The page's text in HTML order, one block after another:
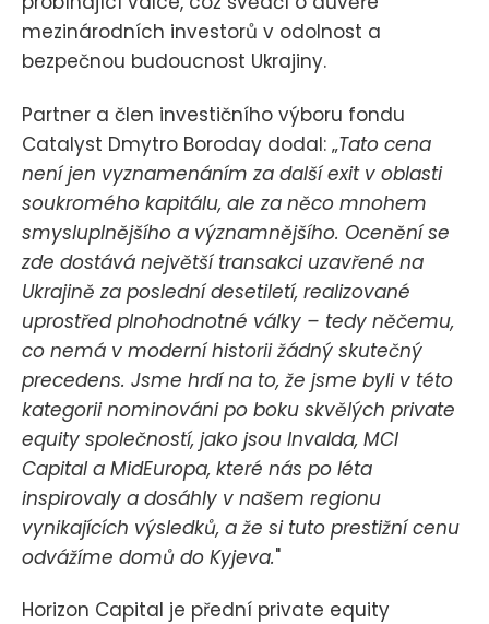
mezinárodních investorů v odolnost a
bezpečnou budoucnost Ukrajiny.
Partner a člen investičního výboru fondu
Catalyst Dmytro Boroday dodal: „Tato cena
není jen vyznamenáním za další exit v oblasti
soukromého kapitálu, ale za něco mnohem
smysluplnějšího a významnějšího. Ocenění se
zde dostává největší transakci uzavřené na
Ukrajině za poslední desetiletí, realizované
uprostřed plnohodnotné války – tedy něčemu,
co nemá v moderní historii žádný skutečný
precedens. Jsme hrdí na to, že jsme byli v této
kategorii nominováni po boku skvělých private
equity společností, jako jsou Invalda, MCI
Capital a MidEuropa, které nás po léta
inspirovaly a dosáhly v našem regionu
vynikajících výsledků, a že si tuto prestižní cenu
odvážíme domů do Kyjeva."
Horizon Capital je přední private equity